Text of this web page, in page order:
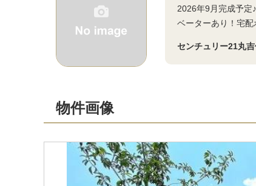
2026年9月完成予
ベーターあり！宅
センチュリー21丸
物件画像